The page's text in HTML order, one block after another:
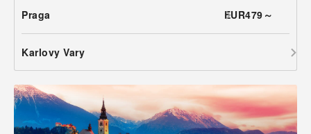
Praga EUR479～
Karlovy Vary